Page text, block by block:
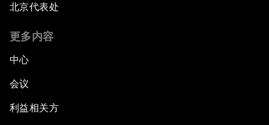
北京代表处
更多内容
中心
会议
利益相关方